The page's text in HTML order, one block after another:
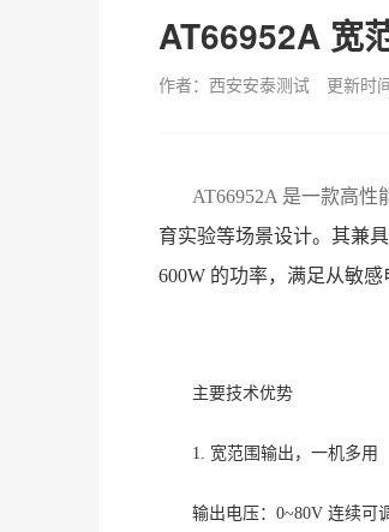
AT66952A 宽
作者：西安安泰测试 更新时
AT66952A 是一款高
育实验等场景设计。其兼
600W 的功率，满足从敏
主要技术优势
1. 宽范围输出，一机多用
输出电压： 0~80V 连续可